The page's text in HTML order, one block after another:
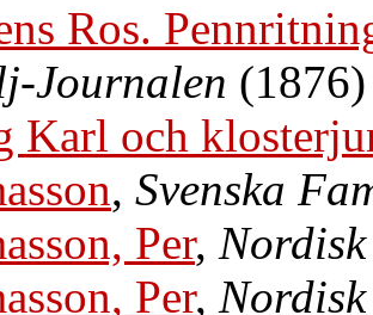
Ros.
Journalen (1876)
Karl och
, Svenska
Per,
Per,